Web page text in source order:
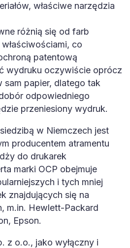
właściwe narzędzia
różnią się od farb
co
patentową
wydruku oczywiście oprócz
sam papier, dlatego tak
odpowiedniego
przeniesiony wydruk.
w Niemczech jest
producentem atramentu
do drukarek
marki OCP obejmuje
i tych mniej
znajdujących się na
m.in. Hewlett-Packard
Epson.
z o.o., jako wyłączny i